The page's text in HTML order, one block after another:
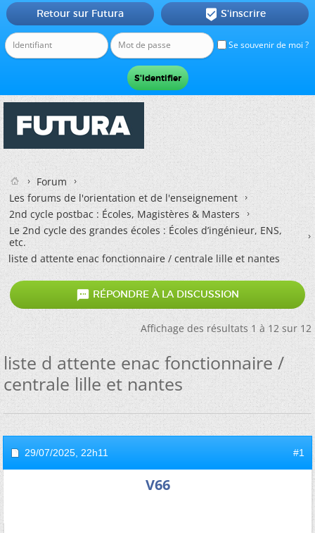
Se souvenir de moi ?
Retour sur Futura  S'inscrire
Forum
Les forums de l'orientation et de l'enseignement
2nd cycle postbac : Écoles, Magistères & Masters
Le 2nd cycle des grandes écoles : Écoles d’ingénieur, ENS,
etc.
liste d attente enac fonctionnaire / centrale lille et nantes
 RÉPONDRE À LA DISCUSSION
Affichage des résultats 1 à 12 sur 12
liste d attente enac fonctionnaire /
centrale lille et nantes
29/07/2025, 22h11 #1
V66